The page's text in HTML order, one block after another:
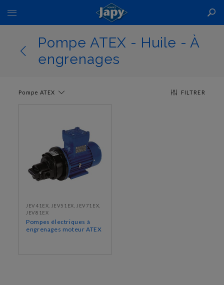
Basculer
la
navigationPompe ATEX - Huile - À
engrenages
FILTRER
Pompe ATEX
JEV41EX, JEV51EX, JEV71EX,
JEV81EX
Pompes électriques à
engrenages moteur ATEX